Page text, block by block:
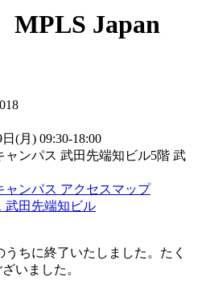
MPLS Japan
日(月) 09:30-18:00
ャンパス 武田先端知ビル5階 武
ャンパス アクセスマップ
武田先端知ビル
うちに終了いたしました。たく
いました。